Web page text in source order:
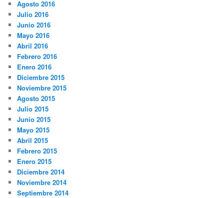
Agosto 2016
Julio 2016
Junio 2016
Mayo 2016
Abril 2016
Febrero 2016
Enero 2016
Diciembre 2015
Noviembre 2015
Agosto 2015
Julio 2015
Junio 2015
Mayo 2015
Abril 2015
Febrero 2015
Enero 2015
Diciembre 2014
Noviembre 2014
Septiembre 2014